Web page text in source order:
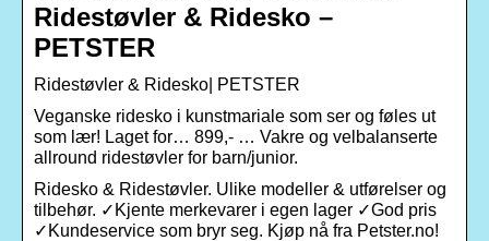
Ridestøvler & Ridesko –
PETSTER
Ridestøvler & Ridesko| PETSTER
Veganske ridesko i kunstmariale som ser og føles ut
som lær! Laget for… 899,- … Vakre og velbalanserte
allround ridestøvler for barn/junior.
Ridesko & Ridestøvler. Ulike modeller & utførelser og
tilbehør. ✓Kjente merkevarer i egen lager ✓God pris
✓Kundeservice som bryr seg. Kjøp nå fra Petster.no!